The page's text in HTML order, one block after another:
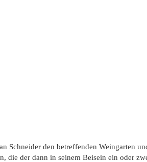
Schneider den betreffenden Weingarten
die der dann in seinem Beisein ein oder